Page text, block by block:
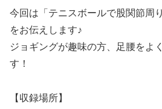
今回は「テニスボールで股関節周
をお伝えします♪
ジョギングが趣味の方、足腰をよ
す！
【収録場所】